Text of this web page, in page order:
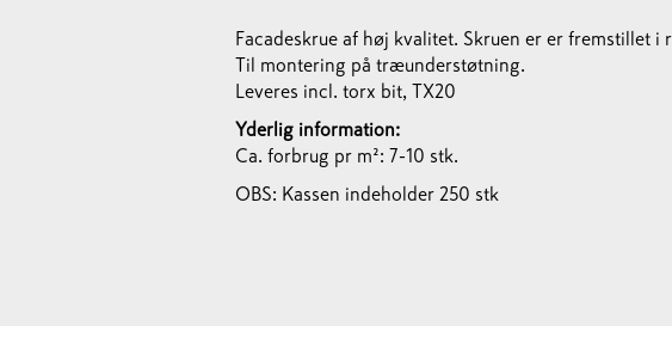
Facadeskrue af høj kvalitet. Skruen er er fremstillet i
Til montering på træunderstøtning.
Leveres incl. torx bit, TX20
Yderlig information:
Ca. forbrug pr m²: 7-10 stk.
OBS: Kassen indeholder 250 stk